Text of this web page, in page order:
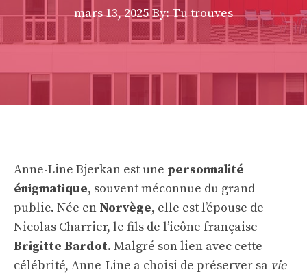
mars 13, 2025 By: Tu trouves
Anne-Line Bjerkan est une personnalité
énigmatique, souvent méconnue du grand
public. Née en Norvège, elle est l’épouse de
Nicolas Charrier, le fils de l’icône française
Brigitte Bardot. Malgré son lien avec cette
célébrité, Anne-Line a choisi de préserver sa vie